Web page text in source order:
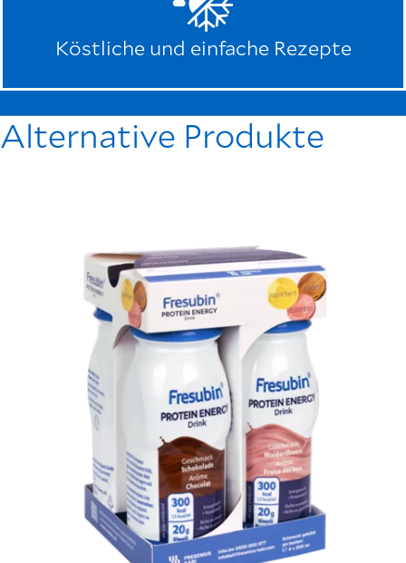
Köstliche und einfache Rezepte
Alternative Produkte